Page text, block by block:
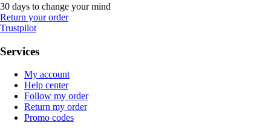
30 days to change your mind
Return your order
Trustpilot
Services
My account
Help center
Follow my order
Return my order
Promo codes